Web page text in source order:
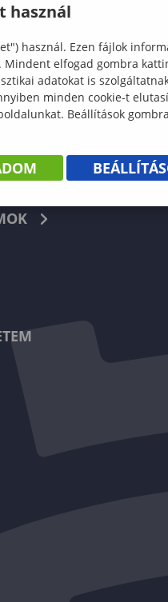
használ
használ. Ezen fájlok
elfogad gombra
adatokat is
minden cookie-t
Beállítások